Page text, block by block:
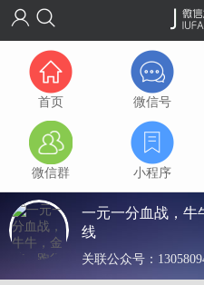
首页 微信号
微信群 小程序
一元一分血战，牛
线
关联公众号：